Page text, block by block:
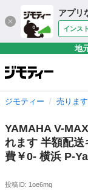
アプリ
インス
地
ジモティー 売りま
YAMAHA V-
れます 半額配
費￥0- 横浜 P-
投稿ID: 1oe6mq